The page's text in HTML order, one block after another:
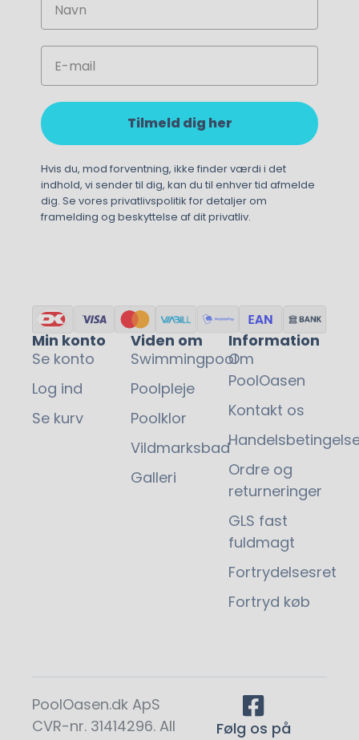
95,00kr.
Tilmeld dig her
Hvis du, mod forventning, ikke finder værdi i det
indhold, vi sender til dig, kan du til enhver tid afmelde
dig. Se vores privatlivspolitik for detaljer om
framelding og beskyttelse af dit privatliv.
Min konto
Se konto
Log ind
Se kurv
Viden om
Swimmingpool
Poolpleje
Poolklor
Vildmarksbad
Galleri
Information
Om
PoolOasen
Kontakt os
Ordre og
returneringer
GLS fast
fuldmagt
Fortrydelsesret
Fortryd køb
PoolOasen.dk ApS
CVR-nr. 31414296. All
Følg os på